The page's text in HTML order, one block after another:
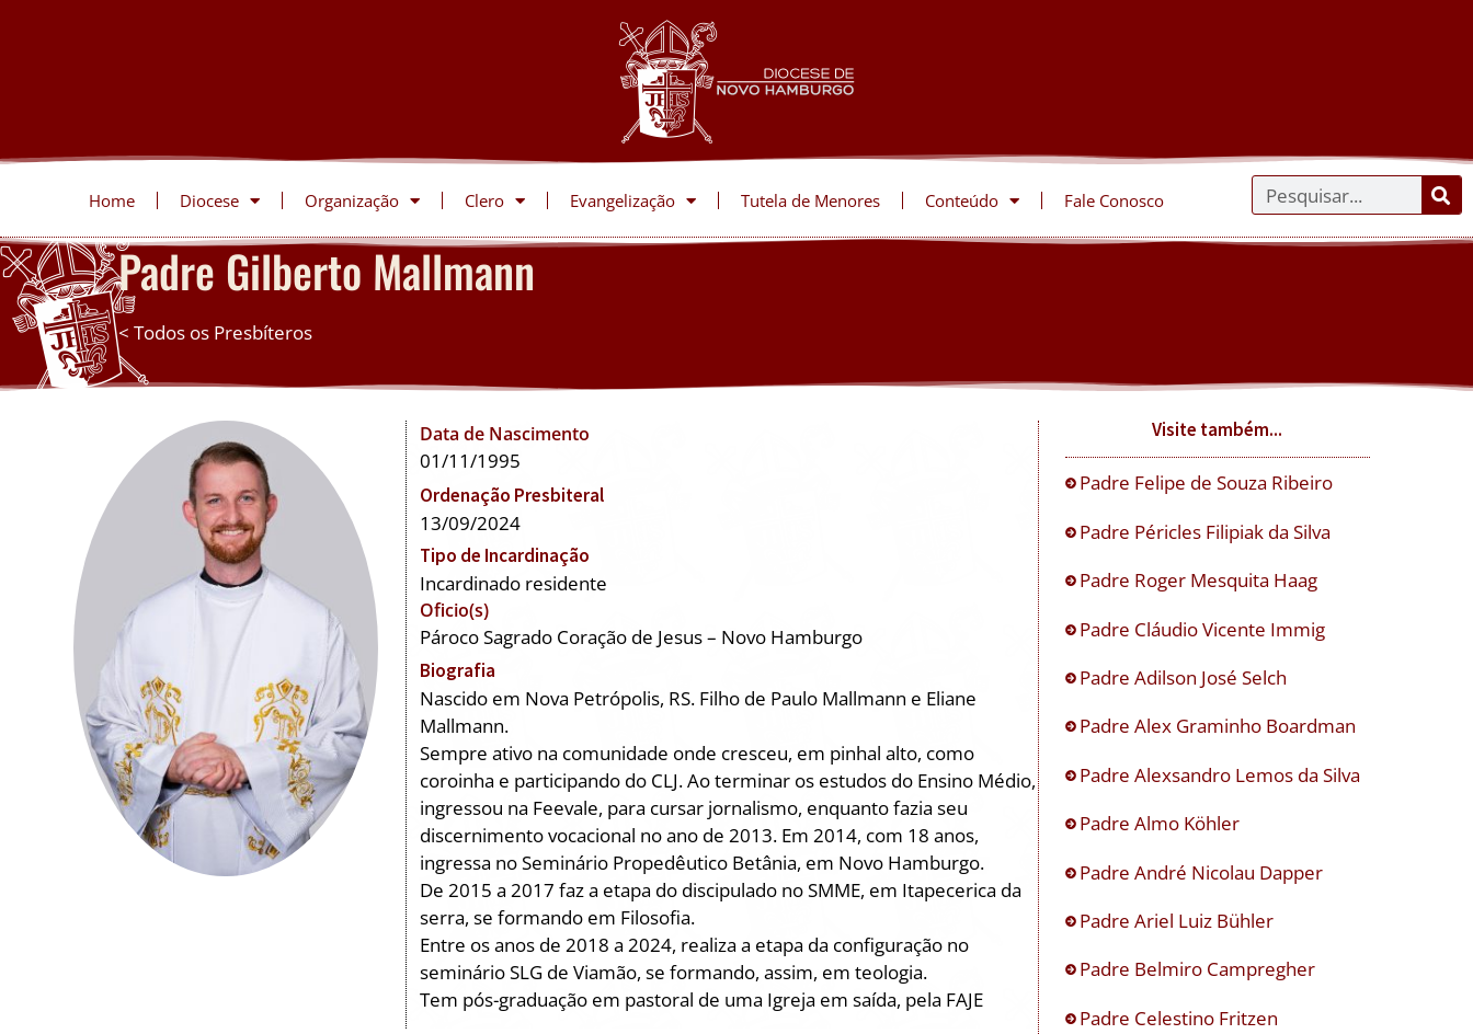
Home Diocese Organização Clero Evangelização Tutela de Menores Conteúdo Fale Conosco
Padre Gilberto Mallmann
< Todos os Presbíteros
Data de Nascimento
01/11/1995
Ordenação Presbiteral
13/09/2024
Tipo de Incardinação
Incardinado residente
Oficio(s)
Pároco Sagrado Coração de Jesus – Novo Hamburgo
Biografia
Nascido em Nova Petrópolis, RS. Filho de Paulo Mallmann e Eliane
Mallmann.
Sempre ativo na comunidade onde cresceu, em pinhal alto, como
coroinha e participando do CLJ. Ao terminar os estudos do Ensino Médio,
ingressou na Feevale, para cursar jornalismo, enquanto fazia seu
discernimento vocacional no ano de 2013. Em 2014, com 18 anos,
ingressa no Seminário Propedêutico Betânia, em Novo Hamburgo.
De 2015 a 2017 faz a etapa do discipulado no SMME, em Itapecerica da
serra, se formando em Filosofia.
Entre os anos de 2018 a 2024, realiza a etapa da configuração no
seminário SLG de Viamão, se formando, assim, em teologia.
Tem pós-graduação em pastoral de uma Igreja em saída, pela FAJE
Visite também...
Padre Felipe de Souza Ribeiro
Padre Péricles Filipiak da Silva
Padre Roger Mesquita Haag
Padre Cláudio Vicente Immig
Padre Adilson José Selch
Padre Alex Graminho Boardman
Padre Alexsandro Lemos da Silva
Padre Almo Köhler
Padre André Nicolau Dapper
Padre Ariel Luiz Bühler
Padre Belmiro Campregher
Padre Celestino Fritzen